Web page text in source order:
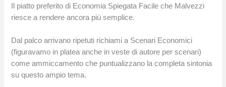
Il piatto preferito di Economia Spiegata Facile che Malvezzi
riesce a rendere ancora più semplice.
Dal palco arrivano ripetuti richiami a Scenari Economici
(figuravamo in platea anche in veste di autore per scenari)
come ammiccamento che puntualizzano la completa sintonia
su questo ampio tema.